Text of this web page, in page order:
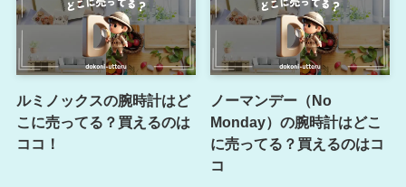
ルミノックスの腕時計はど
こに売ってる？買えるのは
ココ！
ノーマンデー（No
Monday）の腕時計はどこ
に売ってる？買えるのはコ
コ